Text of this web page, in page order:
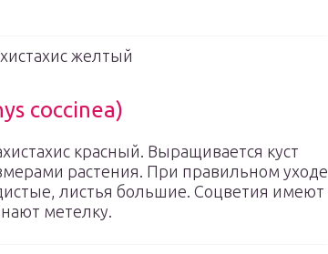
желтый
coccinea)
красный. Выращивается куст
растения. При правильном уходе
листья большие. Соцветия имеют
метелку.